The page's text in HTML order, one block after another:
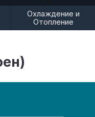
Охлаждение и
Отопление